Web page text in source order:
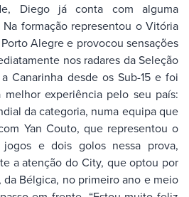
Diego já conta com alguma
formação representou o Vitória
Alegre e provocou sensações
nos radares da Seleção
Canarinha desde os Sub-15 e foi
melhor experiência pelo seu país:
da categoria, numa equipa que
Yan Couto, que representou o
e dois golos nessa prova,
a atenção do City, que optou por
Bélgica, no primeiro ano e meio